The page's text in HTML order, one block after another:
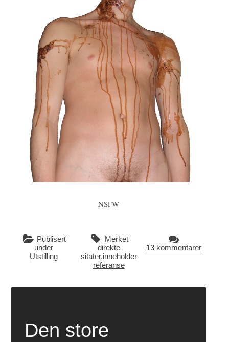
NSFW
Publisert
under
Utstilling
Merket
direkte
sitater,inneholder
referanse
13 kommentarer
Den store